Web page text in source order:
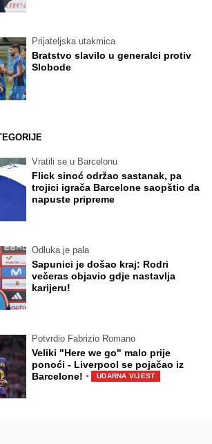
Prijateljska utakmica
Bratstvo slavilo u generalci protiv
Slobode
Vratili se u Barcelonu
Flick sinoć održao sastanak, pa
trojici igrača Barcelone saopštio da
napuste pripreme
Odluka je pala
Sapunici je došao kraj: Rodri
večeras objavio gdje nastavlja
karijeru!
Potvrdio Fabrizio Romano
Veliki "Here we go" malo prije
ponoći - Liverpool se pojačao iz
Barcelone! · UDARNA VIJEST